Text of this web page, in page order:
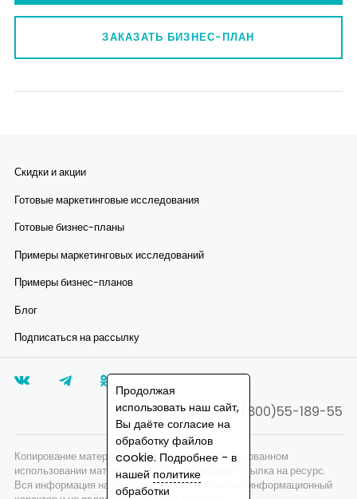
ЗАКАЗАТЬ БИЗНЕС-ПЛАН
Скидки и акции
Готовые маркетинговые исследования
Готовые бизнес-планы
Примеры маркетинговых исследований
Примеры бизнес-планов
Блог
Подписаться на рассылку
8(800)55-189-55
Копирование материалов запрещено, при согласованном
использовании материалов сайта необходима ссылка на ресурс.
Вся информация на сайте носит исключительно информационный
Продолжая
использовать наш сайт,
Вы даёте согласие на
обработку файлов
cookie. Подробнее - в
нашей политике
обработки